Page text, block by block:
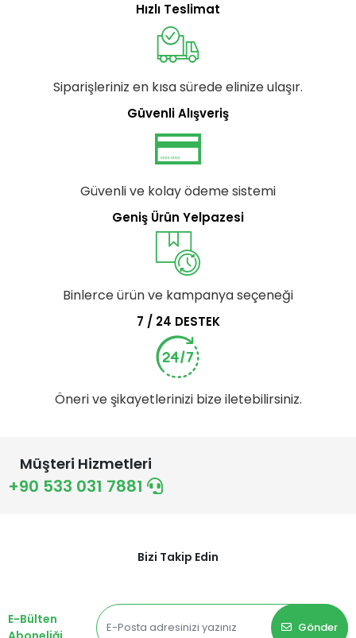
Hızlı Teslimat
Siparişleriniz en kısa sürede elinize ulaşır.
Güvenli Alışveriş
Güvenli ve kolay ödeme sistemi
Geniş Ürün Yelpazesi
Binlerce ürün ve kampanya seçeneği
7 / 24 DESTEK
Öneri ve şikayetlerinizi bize iletebilirsiniz.
Müşteri Hizmetleri
+90 533 031 7881
Bizi Takip Edin
E-Bülten
Gönder